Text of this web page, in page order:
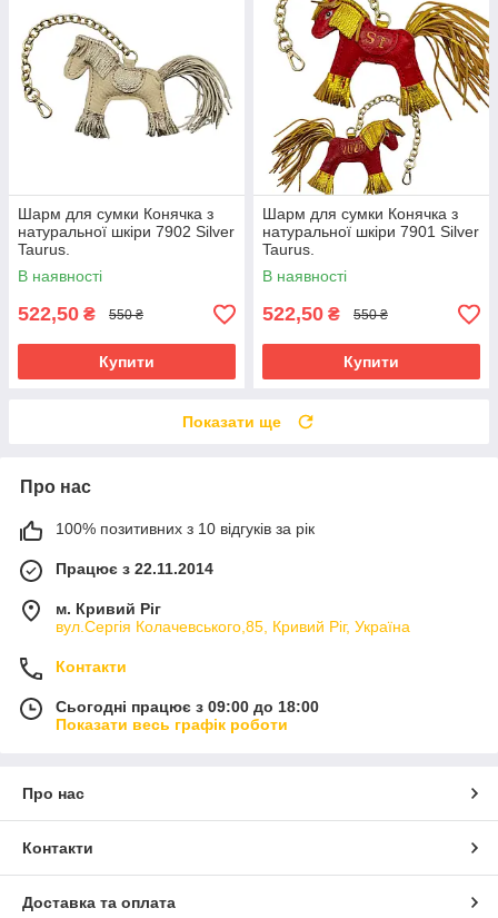
Шарм для сумки Конячка з
натуральної шкіри 7902 Silver
Taurus.
В наявності
522,50 ₴ 550 ₴
Купити
Шарм для сумки Конячка з
натуральної шкіри 7901 Silver
Taurus.
В наявності
522,50 ₴ 550 ₴
Купити
Показати ще
Про нас
100% позитивних з 10 відгуків за рік
Працює з 22.11.2014
м. Кривий Ріг
вул.Сергія Колачевського,85, Кривий Ріг, Україна
Контакти
Сьогодні працює з 09:00 до 18:00
Показати весь графік роботи
Про нас
Контакти
Доставка та оплата